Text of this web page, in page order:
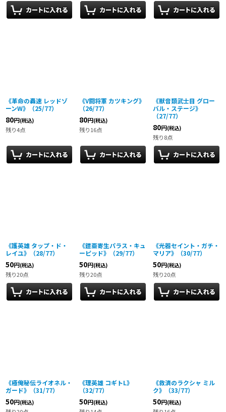
《革命の轟速 レッドゾ
ーンW》（25/77）
80円(税込)
残り4点
《V闘将軍 カツキング》
（26/77）
80円(税込)
残り16点
《獣音類武士目 グロー
バル・ステージ》
（27/77）
80円(税込)
残り8点
《護英雄 タップ・ド・
レイユ》（28/77）
50円(税込)
残り20点
《鎧亜寄生パラス・キュ
ーピッド》（29/77）
50円(税込)
残り20点
《光器セイント・ガチ・
マリア》（30/77）
50円(税込)
残り20点
《極俺秘伝ライオネル・
ガード》（31/77）
50円(税込)
《理英雄 コギトL》
（32/77）
50円(税込)
《救済のラクシャ ミル
ク》（33/77）
50円(税込)